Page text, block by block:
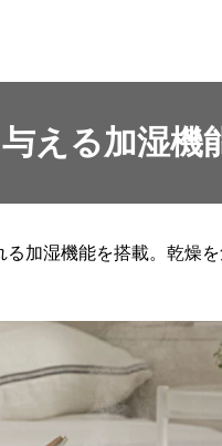
える加湿機
加湿機能を搭載。乾燥